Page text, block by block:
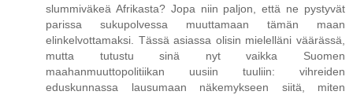
slummiväkeä Afrikasta? Jopa niin paljon, että ne pystyvät
parissa sukupolvessa muuttamaan tämän maan
elinkelvottamaksi. Tässä asiassa olisin mielelläni väärässä,
mutta tutustu sinä nyt vaikka Suomen
maahanmuuttopolitiikan uusiin tuuliin: vihreiden
eduskunnassa lausumaan näkemykseen siitä, miten